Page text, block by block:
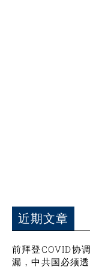
近期文章
前拜登COVID协
漏，中共国必须